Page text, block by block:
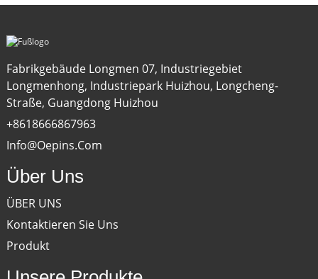
Fabrikgebäude Longmen 07, Industriegebiet
Longmenhong, Industriepark Huizhou, Longcheng-
Straße, Guangdong Huizhou
+8618666867963
Info@oepins.com
Über Uns
ÜBER UNS
Kontaktieren Sie Uns
Produkt